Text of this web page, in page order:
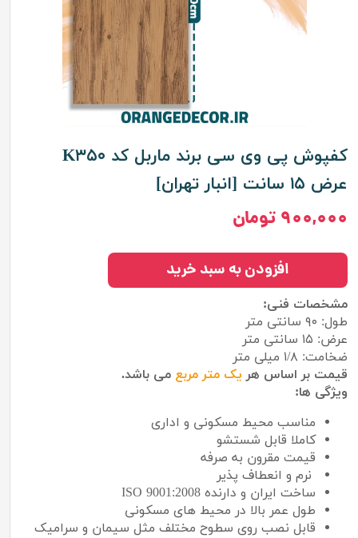
کفپوش پی وی سی برند ماربل کد K۳۵۰
عرض ۱۵ سانت [انبار تهران]
۹۰۰,۰۰۰ تومان
مشخصات فنی:
طول: ۹۰ سانتی متر
عرض: ۱۵ سانتی متر
ضخامت: ۱/۸ میلی متر
قیمت بر اساس هر یک متر مربع می باشد.
ویژگی ها:
مناسب محیط مسکونی و اداری
کاملا قابل شستشو
قیمت مقرون به صرفه
نرم و انعطاف پذیر
ساخت ایران و دارنده ISO 9001:2008
طول عمر بالا در محیط های مسکونی
قابل نصب روی سطوح مختلف مثل سیمان و سرامیک
افزودن به سبد خرید